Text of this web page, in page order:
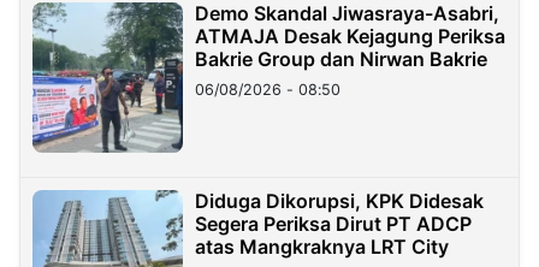
Demo Skandal Jiwasraya-Asabri,
ATMAJA Desak Kejagung Periksa
Bakrie Group dan Nirwan Bakrie
06/08/2026 - 08:50
Diduga Dikorupsi, KPK Didesak
Segera Periksa Dirut PT ADCP
atas Mangkraknya LRT City